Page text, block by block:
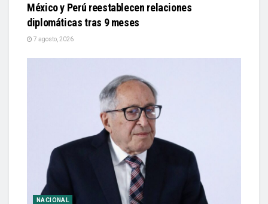
México y Perú reestablecen relaciones
diplomáticas tras 9 meses
7 agosto, 2026
NACIONAL